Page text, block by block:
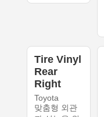
Tire Vinyl
Rear
Right
Toyota
맞춤형 외관